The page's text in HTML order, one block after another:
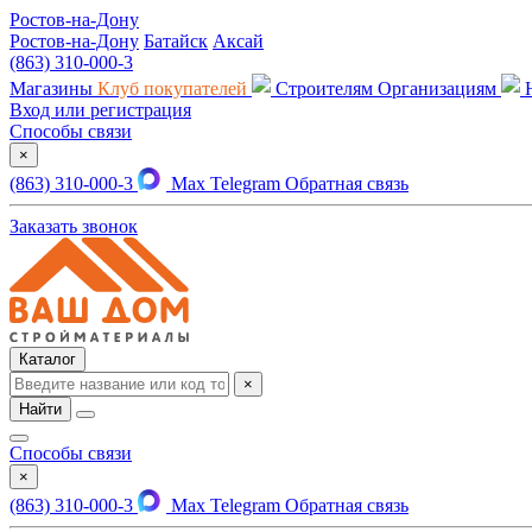
Ростов-на-Дону
Ростов-на-Дону Батайск Аксай
(863) 310-000-3
Магазины Клуб покупателей Строителям Организациям
Вход или регистрация
Способы связи
×
(863) 310-000-3 Max Telegram Обратная связь
Заказать звонок
Каталог
×
Найти
Способы связи
×
(863) 310-000-3 Max Telegram Обратная связь